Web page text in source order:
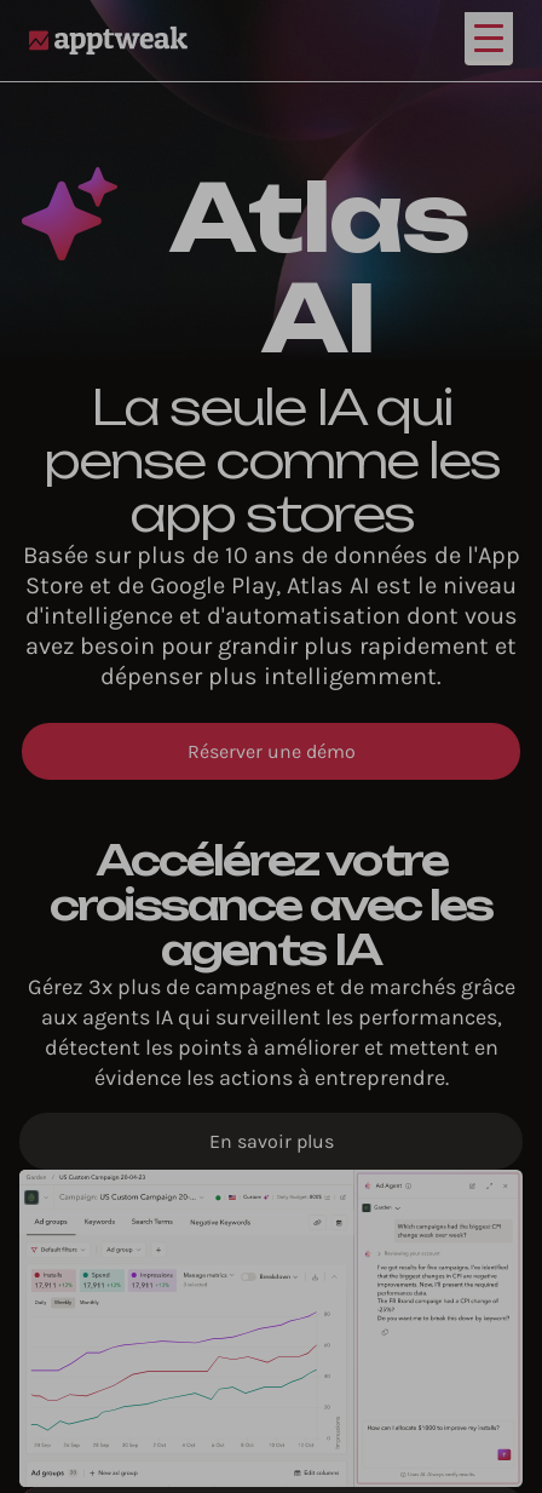
Atlas
AI
La seule IA qui
pense comme les
app stores
Basée sur plus de 10 ans de données de l'App
Store et de Google Play, Atlas AI est le niveau
d'intelligence et d'automatisation dont vous
avez besoin pour grandir plus rapidement et
dépenser plus intelligemment.
Réserver une démo
Accélérez votre
croissance avec les
agents IA
Gérez 3x plus de campagnes et de marchés grâce
aux agents IA qui surveillent les performances,
détectent les points à améliorer et mettent en
évidence les actions à entreprendre.
En savoir plus